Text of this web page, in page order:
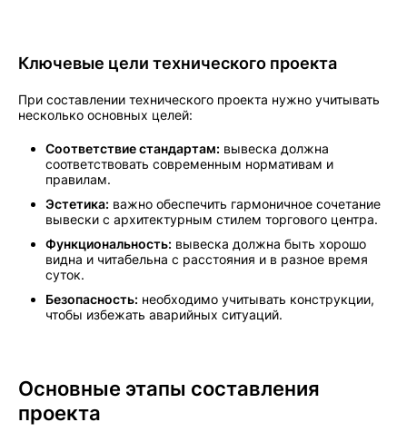
Ключевые цели технического проекта
При составлении технического проекта нужно учитывать
несколько основных целей:
Соответствие стандартам: вывеска должна
соответствовать современным нормативам и
правилам.
Эстетика: важно обеспечить гармоничное сочетание
вывески с архитектурным стилем торгового центра.
Функциональность: вывеска должна быть хорошо
видна и читабельна с расстояния и в разное время
суток.
Безопасность: необходимо учитывать конструкции,
чтобы избежать аварийных ситуаций.
Основные этапы составления
проекта